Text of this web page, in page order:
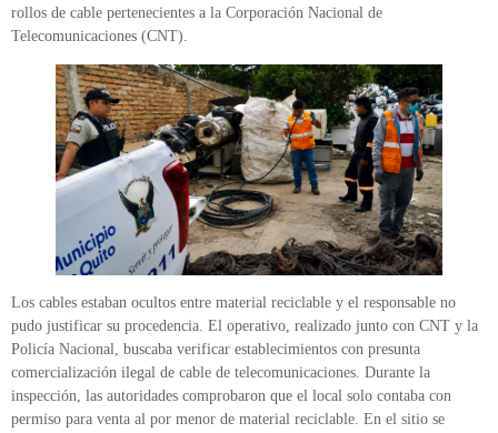
rollos de cable pertenecientes a la Corporación Nacional de
Telecomunicaciones (CNT).
Los cables estaban ocultos entre material reciclable y el responsable no
pudo justificar su procedencia. El operativo, realizado junto con CNT y la
Policía Nacional, buscaba verificar establecimientos con presunta
comercialización ilegal de cable de telecomunicaciones. Durante la
inspección, las autoridades comprobaron que el local solo contaba con
permiso para venta al por menor de material reciclable. En el sitio se